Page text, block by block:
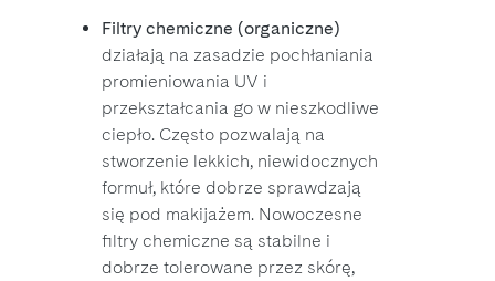
Filtry chemiczne (organiczne)
działają na zasadzie pochłaniania
promieniowania UV i
przekształcania go w nieszkodliwe
ciepło. Często pozwalają na
stworzenie lekkich, niewidocznych
formuł, które dobrze sprawdzają
się pod makijażem. Nowoczesne
filtry chemiczne są stabilne i
dobrze tolerowane przez skórę,